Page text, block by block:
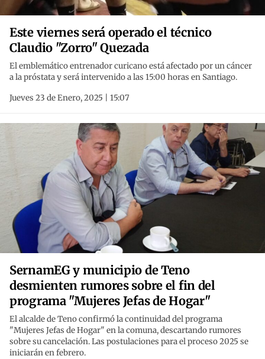
Este viernes será operado el técnico
Claudio "Zorro" Quezada
El emblemático entrenador curicano está afectado por un cáncer
a la próstata y será intervenido a las 15:00 horas en Santiago.
Jueves 23 de Enero, 2025 | 15:07
SernamEG y municipio de Teno
desmienten rumores sobre el fin del
programa "Mujeres Jefas de Hogar"
El alcalde de Teno confirmó la continuidad del programa
"Mujeres Jefas de Hogar" en la comuna, descartando rumores
sobre su cancelación. Las postulaciones para el proceso 2025 se
iniciarán en febrero.